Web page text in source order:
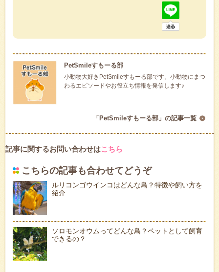
PetSmileすもーる部
小動物大好きPetSmileすもーる部です。小動物にまつ
わるエピソードやお役立ち情報を発信します♪
「PetSmileすもーる部」の記事一覧
記事に関するお問い合わせはこちら
こちらの記事も合わせてどうぞ
ルリコンゴウインコはどんな鳥？特徴や飼い方を
紹介
ソロモンオウムってどんな鳥？ペットとして飼育
できるの？